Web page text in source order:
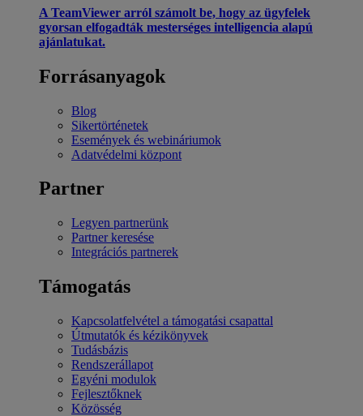
A TeamViewer arról számolt be, hogy az ügyfelek
gyorsan elfogadták mesterséges intelligencia alapú
ajánlatukat.
Forrásanyagok
Blog
Sikertörténetek
Események és webináriumok
Adatvédelmi központ
Partner
Legyen partnerünk
Partner keresése
Integrációs partnerek
Támogatás
Kapcsolatfelvétel a támogatási csapattal
Útmutatók és kézikönyvek
Tudásbázis
Rendszerállapot
Egyéni modulok
Fejlesztőknek
Közösség